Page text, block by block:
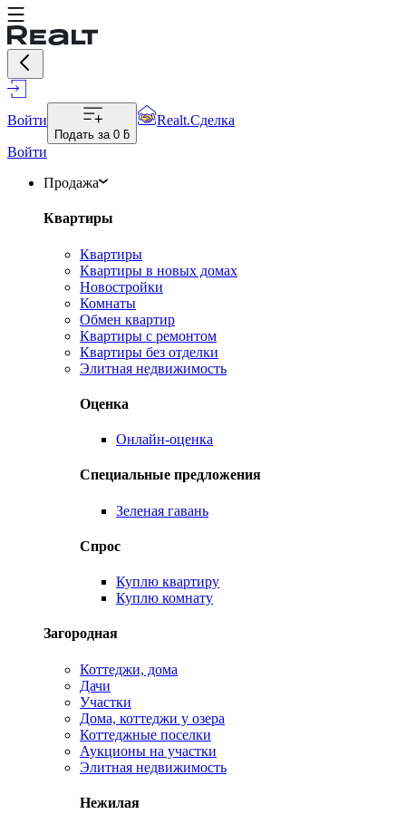
Войти
Подать за 0 ƃ
Realt.Сделка
Войти
Продажа
Квартиры
Квартиры
Квартиры в новых домах
Новостройки
Комнаты
Обмен квартир
Квартиры с ремонтом
Квартиры без отделки
Элитная недвижимость
Оценка
Онлайн-оценка
Специальные предложения
Зеленая гавань
Спрос
Куплю квартиру
Куплю комнату
Загородная
Коттеджи, дома
Дачи
Участки
Дома, коттеджи у озера
Коттеджные поселки
Аукционы на участки
Элитная недвижимость
Нежилая